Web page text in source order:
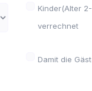
Kinder(Alter
verrechnet
Damit die